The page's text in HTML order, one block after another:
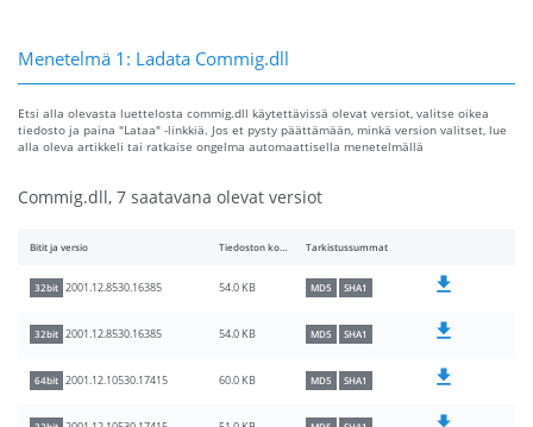
Menetelmä 1: Ladata Commig.dll
Etsi alla olevasta luettelosta commig.dll käytettävissä olevat versiot, valitse oikea
tiedosto ja paina "Lataa" -linkkiä. Jos et pysty päättämään, minkä version valitset, lue
alla oleva artikkeli tai ratkaise ongelma automaattisella menetelmällä
Commig.dll, 7 saatavana olevat versiot
Bitit ja versio Tiedoston koko Tarkistussummat
32bit 2001.12.8530.16385 54.0 KB MD5 SHA1
32bit 2001.12.8530.16385 54.0 KB MD5 SHA1
64bit 2001.12.10530.17415 60.0 KB MD5 SHA1